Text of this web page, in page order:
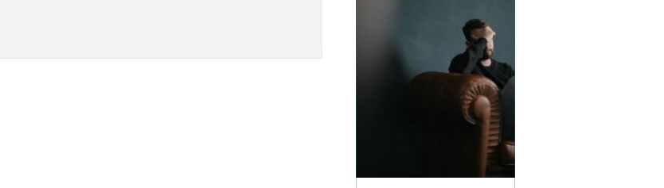
bara om att få tak över
huvudet, utan om att få
skydd, professi...